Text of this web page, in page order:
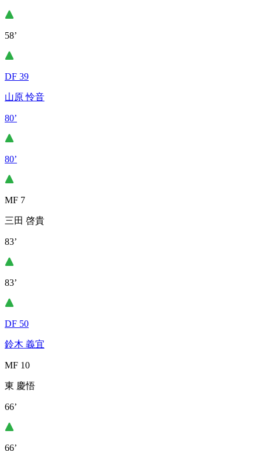
58’
DF 39
山原 怜音
80’
80’
MF 7
三田 啓貴
83’
83’
DF 50
鈴木 義宜
MF 10
東 慶悟
66’
66’